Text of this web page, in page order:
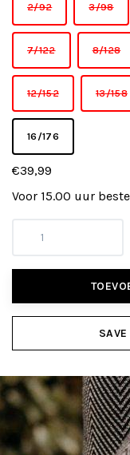
2/92 3/98
7/122 8/128
12/152 13/158
16/176
€39,99
Voor 15.00 uur
SAVE